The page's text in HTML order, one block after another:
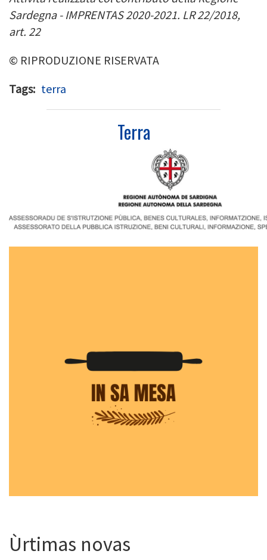
Sardegna - IMPRENTAS 2020-2021. LR 22/2018,
art. 22
© RIPRODUZIONE RISERVATA
Tags terra
Terra
Ùrtimas novas